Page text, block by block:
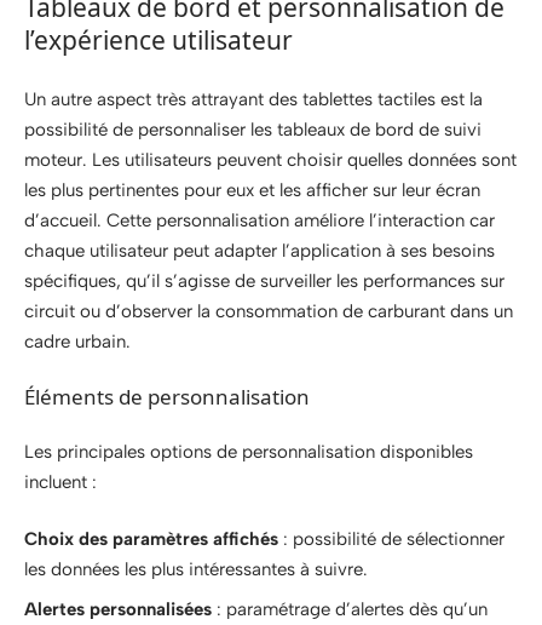
Tableaux de bord et personnalisation de
l’expérience utilisateur
Un autre aspect très attrayant des tablettes tactiles est la
possibilité de personnaliser les tableaux de bord de suivi
moteur. Les utilisateurs peuvent choisir quelles données sont
les plus pertinentes pour eux et les afficher sur leur écran
d’accueil. Cette personnalisation améliore l’interaction car
chaque utilisateur peut adapter l’application à ses besoins
spécifiques, qu’il s’agisse de surveiller les performances sur
circuit ou d’observer la consommation de carburant dans un
cadre urbain.
Éléments de personnalisation
Les principales options de personnalisation disponibles
incluent :
Choix des paramètres affichés : possibilité de sélectionner
les données les plus intéressantes à suivre.
Alertes personnalisées : paramétrage d’alertes dès qu’un